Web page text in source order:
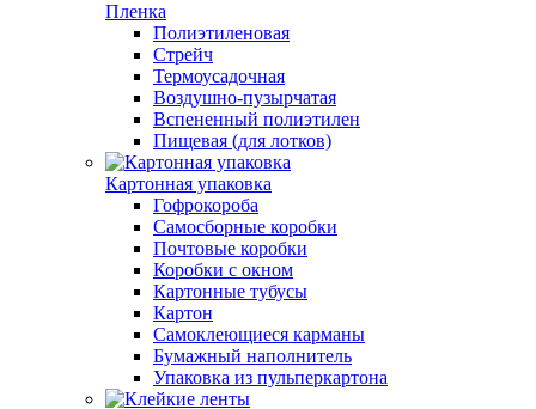
Пленка
Полиэтиленовая
Стрейч
Термоусадочная
Воздушно-пузырчатая
Вспененный полиэтилен
Пищевая (для лотков)
Картонная упаковка
Гофрокороба
Самосборные коробки
Почтовые коробки
Коробки с окном
Картонные тубусы
Картон
Самоклеющиеся карманы
Бумажный наполнитель
Упаковка из пульперкартона